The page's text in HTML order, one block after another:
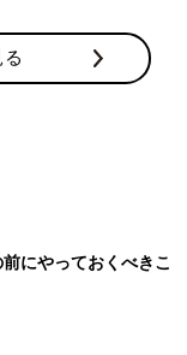
にやっておくべきこ